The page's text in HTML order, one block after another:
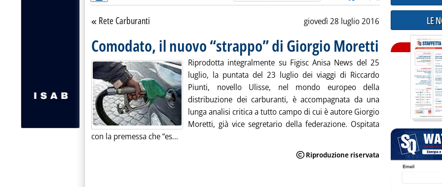
Torna alla sezione
Rete Carburanti giovedì 28 luglio 2016
Comodato, il nuovo “strappo” di Giorgio Moretti
Riprodotta integralmente su Figisc Anisa News del 25
luglio, la puntata del 23 luglio dei viaggi di Riccardo
Piunti, novello Ulisse, nel mondo europeo della
distribuzione dei carburanti, è accompagnata da una
lunga analisi critica a tutto campo di cui è autore Giorgio
Moretti, già vice segretario della federazione. Ospitata
con la premessa che “es...
LE